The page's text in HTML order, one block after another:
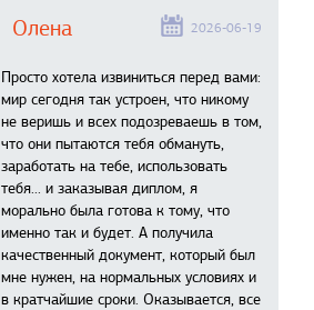
Олена 2026-06-19
Просто хотела извиниться перед вами:
мир сегодня так устроен, что никому
не веришь и всех подозреваешь в том,
что они пытаются тебя обмануть,
заработать на тебе, использовать
тебя... и заказывая диплом, я
морально была готова к тому, что
именно так и будет. А получила
качественный документ, который был
мне нужен, на нормальных условиях и
в кратчайшие сроки. Оказывается, все